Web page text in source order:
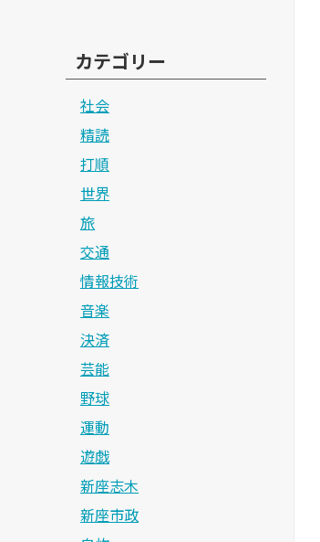
カテゴリー
社会
精読
打順
世界
旅
交通
情報技術
音楽
決済
芸能
野球
運動
遊戯
新座志木
新座市政